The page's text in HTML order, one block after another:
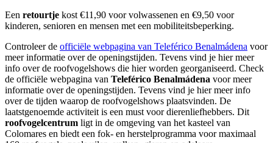
Een retourtje kost €11,90 voor volwassenen en €9,50 voor
kinderen, senioren en mensen met een mobiliteitsbeperking.
Controleer de officiële webpagina van Teleférico Benalmádena voor
meer informatie over de openingstijden. Tevens vind je hier meer
info over de roofvogelshows die hier worden georganiseerd. Check
de officiële webpagina van Teleférico Benalmádena voor meer
informatie over de openingstijden. Tevens vind je hier meer info
over de tijden waarop de roofvogelshows plaatsvinden. De
laatstgenoemde activiteit is een must voor dierenliefhebbers. Dit
roofvogelcentrum ligt in de omgeving van het kasteel van
Colomares en biedt een fok- en herstelprogramma voor maximaal